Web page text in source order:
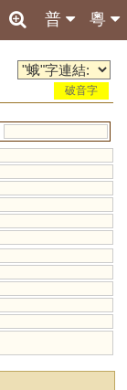
粵
普
破音字